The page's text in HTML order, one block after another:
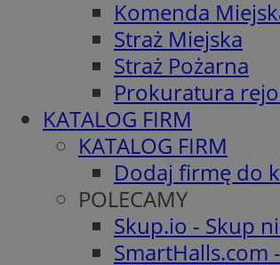
Komenda
Straż Miejska
Straż Pożarna
Prokuratura
KATALOG FIRM
KATALOG FIRM
Dodaj firmę do
POLECAMY
Skup.io - Skup
SmartHalls.com